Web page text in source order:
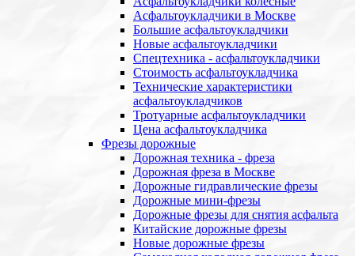
Асфальтоукладчики в Москве
Большие асфальтоукладчики
Новые асфальтоукладчики
Спецтехника - асфальтоукладчики
Стоимость асфальтоукладчика
Технические характеристики
асфальтоукладчиков
Тротуарные асфальтоукладчики
Цена асфальтоукладчика
Фрезы дорожные
Дорожная техника - фреза
Дорожная фреза в Москве
Дорожные гидравлические фрезы
Дорожные мини-фрезы
Дорожные фрезы для снятия асфальта
Китайские дорожные фрезы
Новые дорожные фрезы